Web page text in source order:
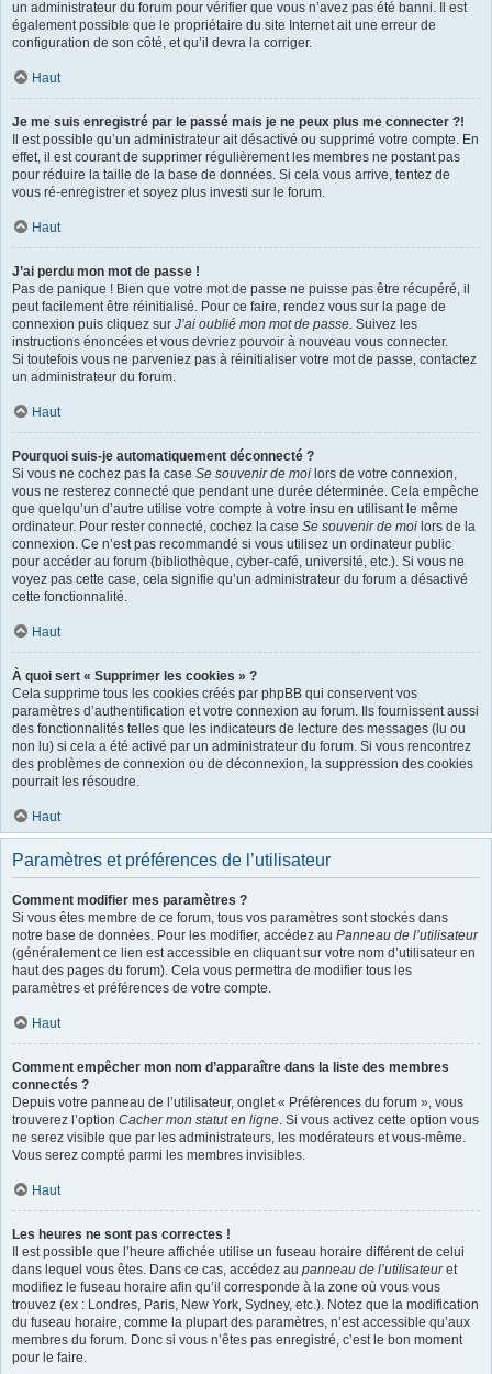
un administrateur du forum pour vérifier que vous n’avez pas été banni. Il est
également possible que le propriétaire du site Internet ait une erreur de
configuration de son côté, et qu’il devra la corriger.
Haut
Je me suis enregistré par le passé mais je ne peux plus me connecter ?!
Il est possible qu’un administrateur ait désactivé ou supprimé votre compte. En
effet, il est courant de supprimer régulièrement les membres ne postant pas
pour réduire la taille de la base de données. Si cela vous arrive, tentez de
vous ré-enregistrer et soyez plus investi sur le forum.
Haut
J’ai perdu mon mot de passe !
Pas de panique ! Bien que votre mot de passe ne puisse pas être récupéré, il
peut facilement être réinitialisé. Pour ce faire, rendez vous sur la page de
connexion puis cliquez sur J’ai oublié mon mot de passe. Suivez les
instructions énoncées et vous devriez pouvoir à nouveau vous connecter.
Si toutefois vous ne parveniez pas à réinitialiser votre mot de passe, contactez
un administrateur du forum.
Haut
Pourquoi suis-je automatiquement déconnecté ?
Si vous ne cochez pas la case Se souvenir de moi lors de votre connexion,
vous ne resterez connecté que pendant une durée déterminée. Cela empêche
que quelqu’un d’autre utilise votre compte à votre insu en utilisant le même
ordinateur. Pour rester connecté, cochez la case Se souvenir de moi lors de la
connexion. Ce n’est pas recommandé si vous utilisez un ordinateur public
pour accéder au forum (bibliothèque, cyber-café, université, etc.). Si vous ne
voyez pas cette case, cela signifie qu’un administrateur du forum a désactivé
cette fonctionnalité.
Haut
À quoi sert « Supprimer les cookies » ?
Cela supprime tous les cookies créés par phpBB qui conservent vos
paramètres d’authentification et votre connexion au forum. Ils fournissent aussi
des fonctionnalités telles que les indicateurs de lecture des messages (lu ou
non lu) si cela a été activé par un administrateur du forum. Si vous rencontrez
des problèmes de connexion ou de déconnexion, la suppression des cookies
pourrait les résoudre.
Haut
Paramètres et préférences de l’utilisateur
Comment modifier mes paramètres ?
Si vous êtes membre de ce forum, tous vos paramètres sont stockés dans
notre base de données. Pour les modifier, accédez au Panneau de l’utilisateur
(généralement ce lien est accessible en cliquant sur votre nom d’utilisateur en
haut des pages du forum). Cela vous permettra de modifier tous les
paramètres et préférences de votre compte.
Haut
Comment empêcher mon nom d’apparaître dans la liste des membres
connectés ?
Depuis votre panneau de l’utilisateur, onglet « Préférences du forum », vous
trouverez l’option Cacher mon statut en ligne. Si vous activez cette option vous
ne serez visible que par les administrateurs, les modérateurs et vous-même.
Vous serez compté parmi les membres invisibles.
Haut
Les heures ne sont pas correctes !
Il est possible que l’heure affichée utilise un fuseau horaire différent de celui
dans lequel vous êtes. Dans ce cas, accédez au panneau de l’utilisateuret
modifiez le fuseau horaire afin qu’il corresponde à la zone où vous vous
trouvez (ex : Londres, Paris, New York, Sydney, etc.). Notez que la modification
du fuseau horaire, comme la plupart des paramètres, n’est accessible qu’aux
membres du forum. Donc si vous n’êtes pas enregistré, c’est le bon moment
pour le faire.